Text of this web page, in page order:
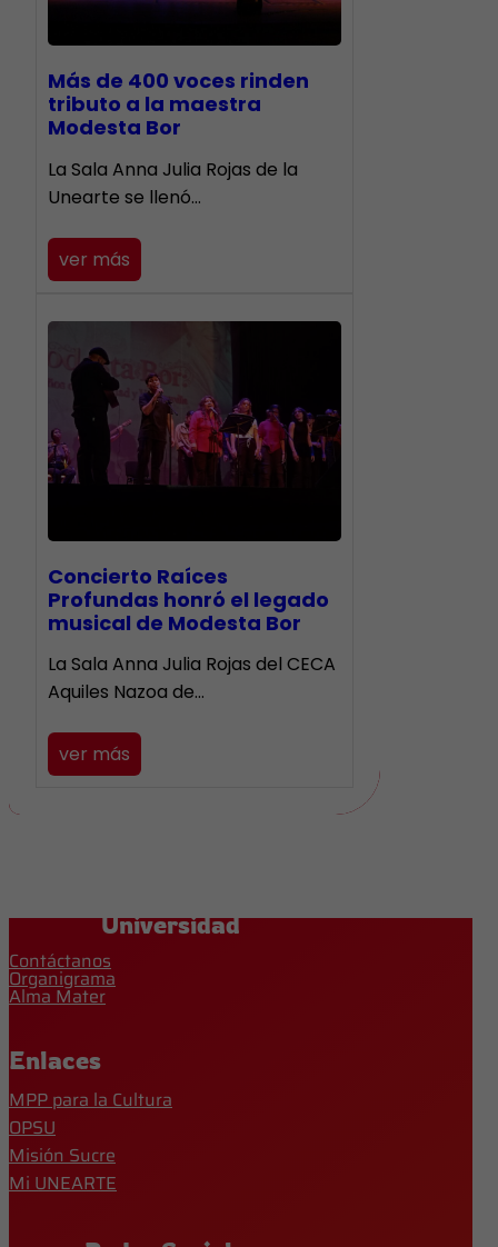
Más de 400 voces rinden
tributo a la maestra
Modesta Bor
​La Sala Anna Julia Rojas de la
Unearte se llenó…
ver más
​Concierto Raíces
Profundas honró el legado
musical de Modesta Bor
La Sala Anna Julia Rojas del CECA
Aquiles Nazoa de…
ver más
Universidad
Contáctanos
Organigrama
Alma Mater
Enlaces
MPP para la Cultura
OPSU
Misión Sucre
Mi UNEARTE